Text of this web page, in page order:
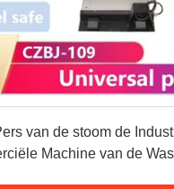
van de stoom de
Machine van de